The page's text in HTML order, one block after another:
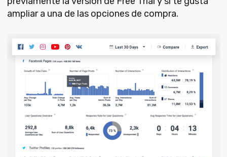
ampliar a una de las opciones de compra.